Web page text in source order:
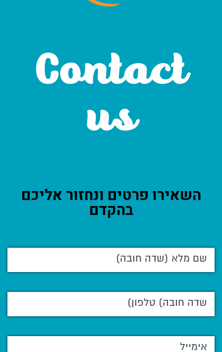
Contact
us
השאירו פרטים ונחזור אליכם
בהקדם